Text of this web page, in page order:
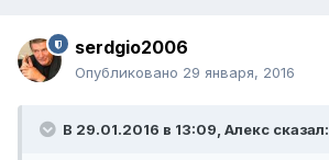
serdgio2006
Опубликовано 29 января, 2016
В 29.01.2016 в 13:09, Алекc сказал: